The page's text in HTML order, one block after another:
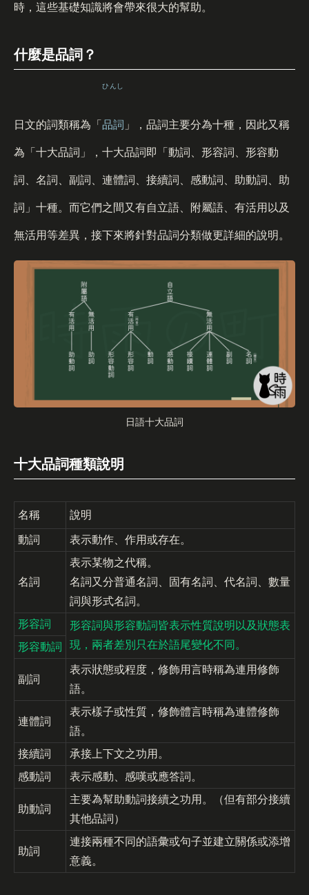
時，這些基礎知識將會帶來很大的幫助。
什麼是品詞？
日文的詞類稱為「 品詞
ひんし
」，品詞主要分為十種，因此又稱
為「十大品詞」，十大品詞即「動詞、形容詞、形容動
詞、名詞、副詞、連體詞、接續詞、感動詞、助動詞、助
詞」十種。而它們之間又有自立語、附屬語、有活用以及
無活用等差異，接下來將針對品詞分類做更詳細的說明。
日語十大品詞
十大品詞種類說明
名稱 說明
動詞 表示動作、作用或存在。
名詞
表示某物之代稱。
名詞又分普通名詞、固有名詞、代名詞、數量
詞與形式名詞。
形容詞
形容詞與形容動詞皆表示性質說明以及狀態表
現，兩者差別只在於語尾變化不同。
形容動詞
副詞
表示狀態或程度，修飾用言時稱為連用修飾
語。
連體詞
表示樣子或性質，修飾體言時稱為連體修飾
語。
接續詞
承接上下文之功用。
感動詞
表示感動、感嘆或應答詞。
助動詞
主要為幫助動詞接續之功用。（但有部分接續
其他品詞）
助詞
連接兩種不同的語彙或句子並建立關係或添增
意義。